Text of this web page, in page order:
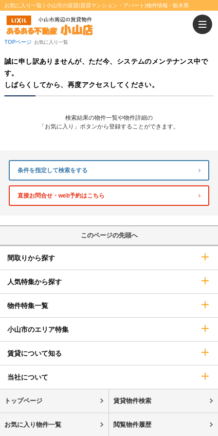
お気に入り一覧 | 小山市の賃貸(賃貸マンション・アパート)物件情報 - 栃木県
二人入居可
TOPページ お気に入り一覧
誠に申し訳ありませんが、ただ今、システムのメンテナンス中で
す。
しばらくしてから、再度アクセスしてください。
検索結果の物件一覧や物件詳細の
「お気に入り」ボタンから登録することができます。
条件を指定して検索をする
直接お問合せ・web予約はこちら
このページの先頭へ
間取りから探す
人気特集から探す
物件特集一覧
小山市のエリア特集
賃貸について知る
当社について
トップページ 賃貸物件検索
お気に入り物件一覧 閲覧物件履歴